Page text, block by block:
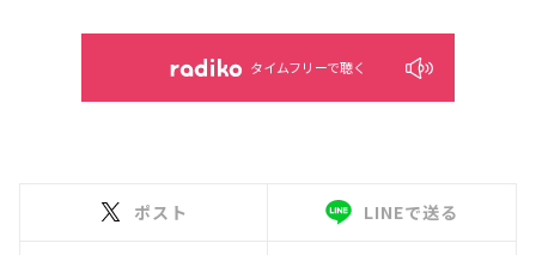
タイムフリーで聴く
ポスト LINEで送る